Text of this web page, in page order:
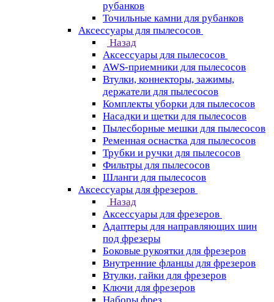
рубанков
Точильные камни для рубанков
Аксессуары для пылесосов
Назад
Аксессуары для пылесосов
AWS-приемники для пылесосов
Втулки, коннекторы, зажимы,
держатели для пылесосов
Комплекты уборки для пылесосов
Насадки и щетки для пылесосов
Пылесборные мешки для пылесосов
Ременная оснастка для пылесосов
Трубки и ручки для пылесосов
Фильтры для пылесосов
Шланги для пылесосов
Аксессуары для фрезеров
Назад
Аксессуары для фрезеров
Адаптеры для направляющих шин
под фрезеры
Боковые рукоятки для фрезеров
Внутренние фланцы для фрезеров
Втулки, гайки для фрезеров
Ключи для фрезеров